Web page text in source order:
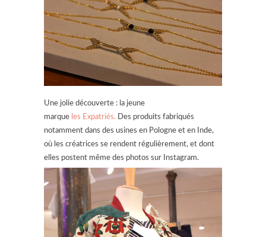
Une jolie découverte : la jeune
marque les Expatriés. Des produits fabriqués
notamment dans des usines en Pologne et en Inde,
où les créatrices se rendent régulièrement, et dont
elles postent même des photos sur Instagram.